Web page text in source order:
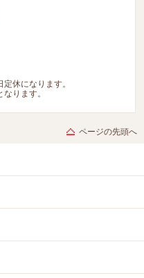
休になります。
ります。
ページの先頭へ